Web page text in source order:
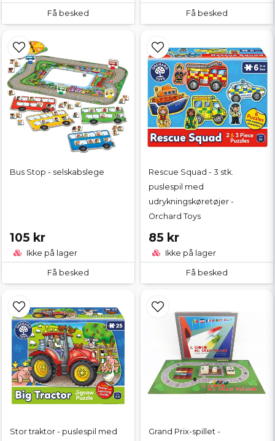
Få besked Få besked
Bus Stop - selskabslege
105 kr
Ikke på lager
Få besked
Rescue Squad - 3 stk.
puslespil med
udrykningskøretøjer -
Orchard Toys
85 kr
Ikke på lager
Få besked
Stor traktor - puslespil med
Grand Prix-spillet -